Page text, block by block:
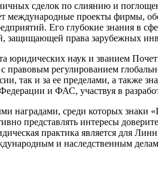
сделок по слиянию и
проекты фирмы,
Его глубокие знания в
защищающей права зарубежных
наук и званием
регулированием
так и за ее пределами, а также
и ФАС, участвуя в
наградами, среди которых
представлять интересы
практика является для
и наследственным